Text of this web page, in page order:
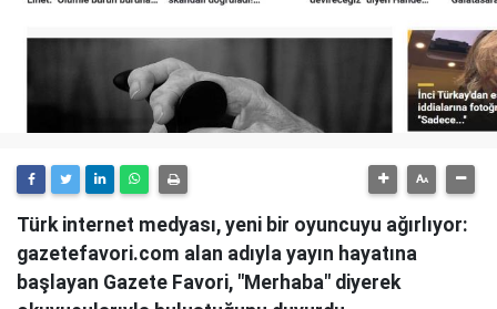
Türk internet medyası, yeni bir oyuncuyu ağırlıyor:
gazetefavori.com alan adıyla yayın hayatına
başlayan Gazete Favori, "Merhaba" diyerek